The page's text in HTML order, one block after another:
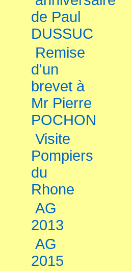
de Paul
DUSSUC
Remise
d'un
brevet à
Mr Pierre
POCHON
Visite
Pompiers
du
Rhone
AG
2013
AG
2015